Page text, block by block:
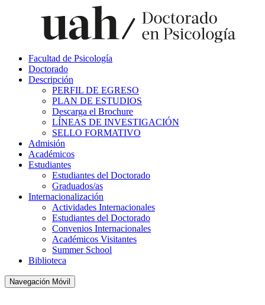
Facultad de Psicología
Doctorado
Descripción
PERFIL DE EGRESO
PLAN DE ESTUDIOS
Descarga el Brochure
LÍNEAS DE INVESTIGACIÓN
SELLO FORMATIVO
Admisión
Académicos
Estudiantes
Estudiantes del Doctorado
Graduados/as
Internacionalización
Actividades Internacionales
Estudiantes del Doctorado
Convenios Internacionales
Académicos Visitantes
Summer School
Biblioteca
Navegación Móvil